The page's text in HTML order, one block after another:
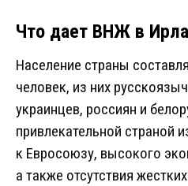
Что дает ВНЖ в
Население страны
человек, из них
украинцев, россиян и
привлекательной страной
к Евросоюзу, высокого
а также отсутствия